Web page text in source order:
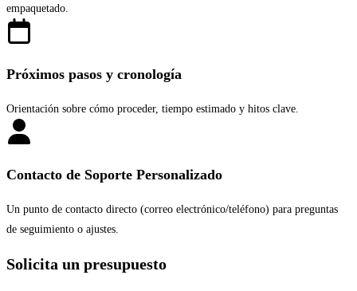
empaquetado.
Próximos pasos y cronología
Orientación sobre cómo proceder, tiempo estimado y hitos clave.
Contacto de Soporte Personalizado
Un punto de contacto directo (correo electrónico/teléfono) para preguntas
de seguimiento o ajustes.
Solicita un presupuesto